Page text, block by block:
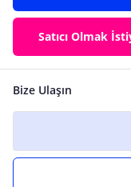
Satıcı Olmak
Bize Ulaşın